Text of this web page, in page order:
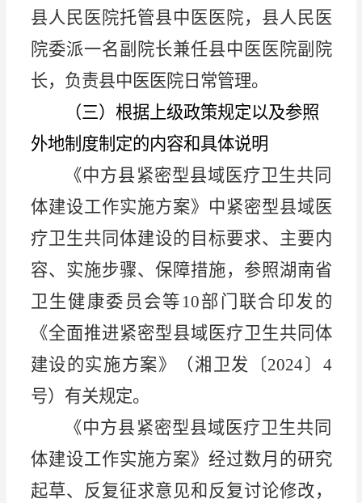
县人民医院托管县中医医院，县人民医
院委派一名副院长兼任县中医医院副院
长，负责县中医医院日常管理。
（三）根据上级政策规定以及参照
外地制度制定的内容和具体说明
《中方县紧密型县域医疗卫生共同
体建设工作实施方案》中紧密型县域医
疗卫生共同体建设的 目标要求、主要内
容、实施步骤、保障措施，参照湖南省
卫生健康委员会等 10部门联合印发的
《全面推进紧密型县域医疗卫生共同体
建设的实施方案》（湘卫发〔2024〕4
号）有关规定。
《中方县紧密型县域医疗卫生共同
体建设工作实施方案》经过数月的研究
起草、反复征求意见和反复讨论修改，